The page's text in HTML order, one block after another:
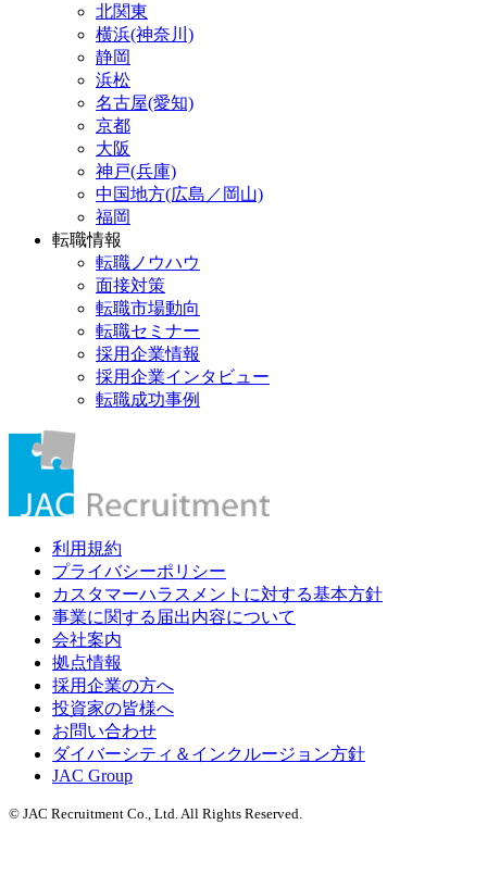
北関東
横浜(神奈川)
静岡
浜松
名古屋(愛知)
京都
大阪
神戸(兵庫)
中国地方(広島／岡山)
福岡
転職情報
転職ノウハウ
面接対策
転職市場動向
転職セミナー
採用企業情報
採用企業インタビュー
転職成功事例
利用規約
プライバシーポリシー
カスタマーハラスメントに対する基本方針
事業に関する届出内容について
会社案内
拠点情報
採用企業の方へ
投資家の皆様へ
お問い合わせ
ダイバーシティ＆インクルージョン方針
JAC Group
© JAC Recruitment Co., Ltd. All Rights Reserved.